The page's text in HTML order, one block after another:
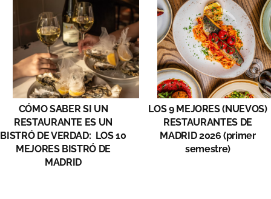
CÓMO SABER SI UN
RESTAURANTE ES UN
BISTRÓ DE VERDAD: LOS 10
MEJORES BISTRÓ DE
MADRID
LOS 9 MEJORES (NUEVOS)
RESTAURANTES DE
MADRID 2026 (primer
semestre)